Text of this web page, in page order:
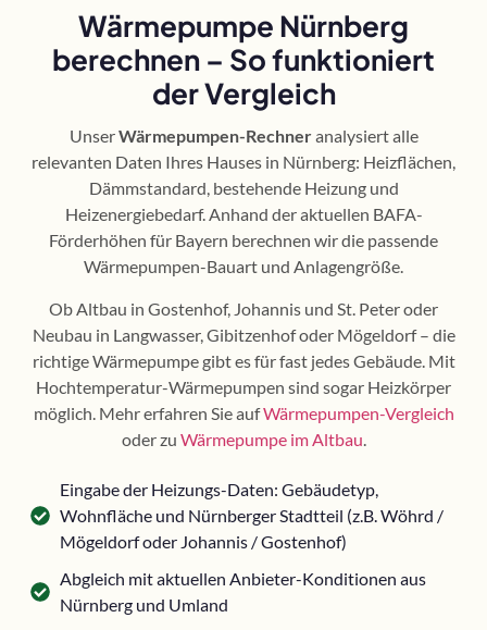
Wärmepumpe Nürnberg
berechnen – So funktioniert
der Vergleich
UnserWärmepumpen-Rechneranalysiert alle
relevanten Daten Ihres Hauses in Nürnberg: Heizflächen,
Dämmstandard, bestehende Heizung und
Heizenergiebedarf. Anhand der aktuellen BAFA-
Förderhöhen für Bayern berechnen wir die passende
Wärmepumpen-Bauart und Anlagengröße.
Ob Altbau in Gostenhof, Johannis und St. Peter oder
Neubau in Langwasser, Gibitzenhof oder Mögeldorf – die
richtige Wärmepumpe gibt es für fast jedes Gebäude. Mit
Hochtemperatur-Wärmepumpen sind sogar Heizkörper
möglich. Mehr erfahren Sie aufWärmepumpen-Vergleich
oder zu Wärmepumpe im Altbau
Eingabe der Heizungs-Daten: Gebäudetyp,
Wohnfläche und Nürnberger Stadtteil (z.B. Wöhrd /
Mögeldorf oder Johannis / Gostenhof)
Abgleich mit aktuellen Anbieter-Konditionen aus
Nürnberg und Umland